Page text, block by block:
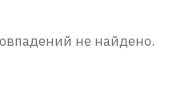
не найдено.